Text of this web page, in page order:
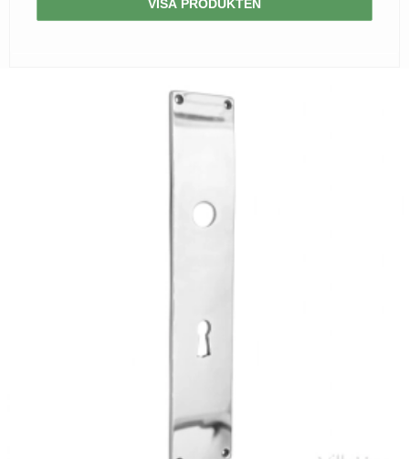
VISA PRODUKTEN